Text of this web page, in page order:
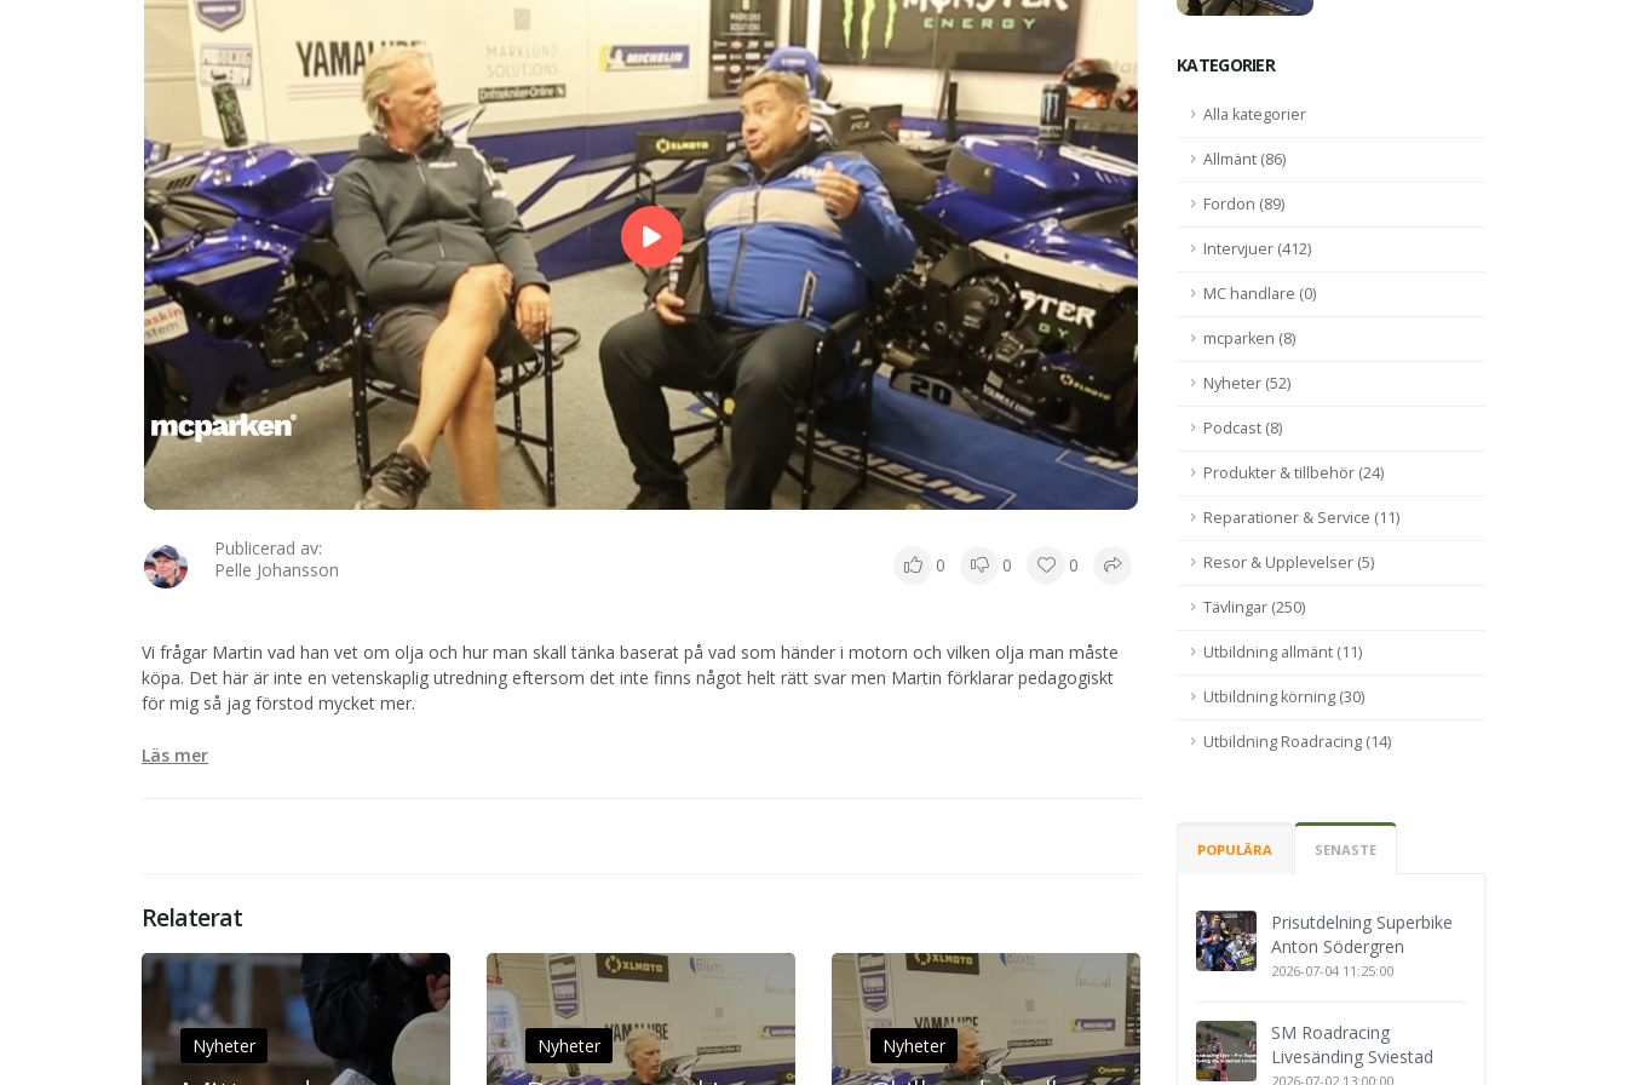
KATEGORIER
Alla kategorier
Allmänt (86)
Fordon (89)
Intervjuer (412)
MC handlare (0)
mcparken (8)
Nyheter (52)
Podcast (8)
Produkter & tillbehör (24)
Reparationer & Service (11)
Resor & Upplevelser (5)
Tävlingar (250)
Utbildning allmänt (11)
Utbildning körning (30)
Utbildning Roadracing (14)
POPULÄRA SENASTE
Prisutdelning Superbike
Anton Södergren
2026-07-04 11:25:00
SM Roadracing
Livesänding Sviestad
2026-07-02 13:00:00
00:00
Vi frågar Martin vad han vet om
olja och hur man skall tänka
Det där med olja #2!
Romanowski förklarar
Det där med olja #2!
Romanowski förklarar
Publicerad av:
Pelle Johansson
0 0 0
Vi frågar Martin vad han vet om olja och hur man skall tänka baserat på vad som händer i motorn och vilken olja man måste
köpa. Det här är inte en vetenskaplig utredning eftersom det inte finns något helt rätt svar men Martin förklarar pedagogiskt
för mig så jag förstod mycket mer.
Läs mer
Relaterat
Nyheter Nyheter Nyheter